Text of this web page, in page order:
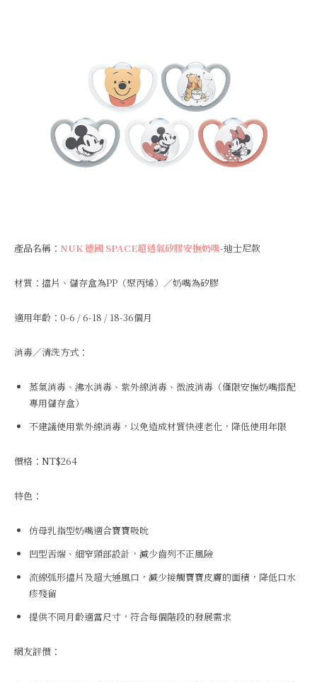
產品名稱： NUK 德國 SPACE超透氣矽膠安撫奶嘴-迪士尼款
材質：擋片、儲存盒為PP（聚丙烯）／奶嘴為矽膠
適用年齡：0-6 / 6-18 / 18-36個月
消毒／清洗方式：
蒸氣消毒、沸水消毒、紫外線消毒、微波消毒（僅限安撫奶嘴搭配
專用儲存盒）
不建議使用紫外線消毒，以免造成材質快速老化，降低使用年限
價格：NT$264
特色：
仿母乳指型奶嘴適合寶寶吸吮
凹型舌端、細窄頸部設計，減少齒列不正風險
流線弧形擋片及超大通風口，減少接觸寶寶皮膚的面積，降低口水
疹殘留
提供不同月齡適當尺寸，符合每個階段的發展需求
網友評價：